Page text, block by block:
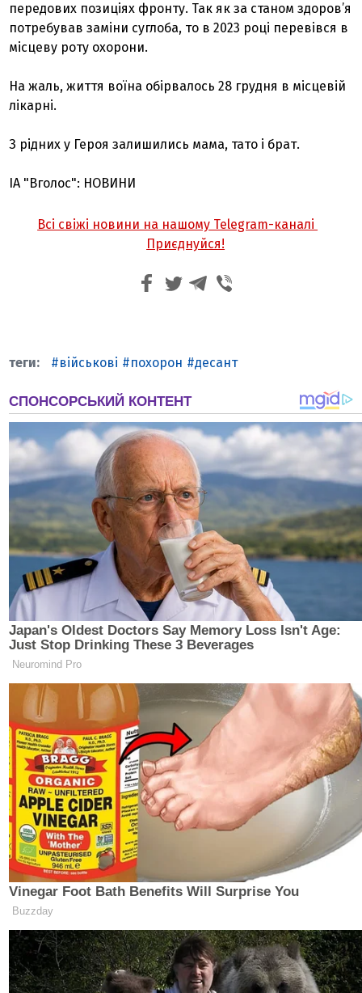
передових позиціях фронту. Так як за станом здоров’я
потребував заміни суглоба, то в 2023 році перевівся в
місцеву роту охорони.
На жаль, життя воїна обірвалось 28 грудня в місцевій
лікарні.
З рідних у Героя залишились мама, тато і брат.
ІА "Вголос": НОВИНИ
Всі свіжі новини на нашому Telegram-каналі
Приєднуйся!
військові похорон десант